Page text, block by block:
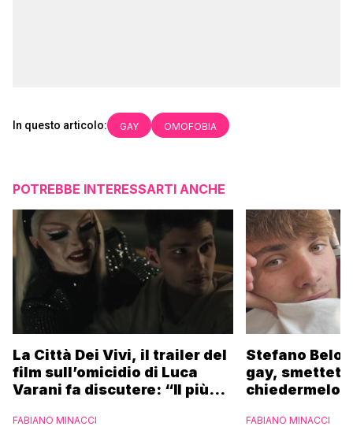
In questo articolo: GAY OMOFOBIA
POTREBBE INTERESSARTI ANCHE
La Città Dei Vivi, il trailer del
film sull’omicidio di Luca
Varani fa discutere: “Il più
FABIANO MINACCI
Stefano
gay, smettete
chiedermelo”
FABIANO MINACCI